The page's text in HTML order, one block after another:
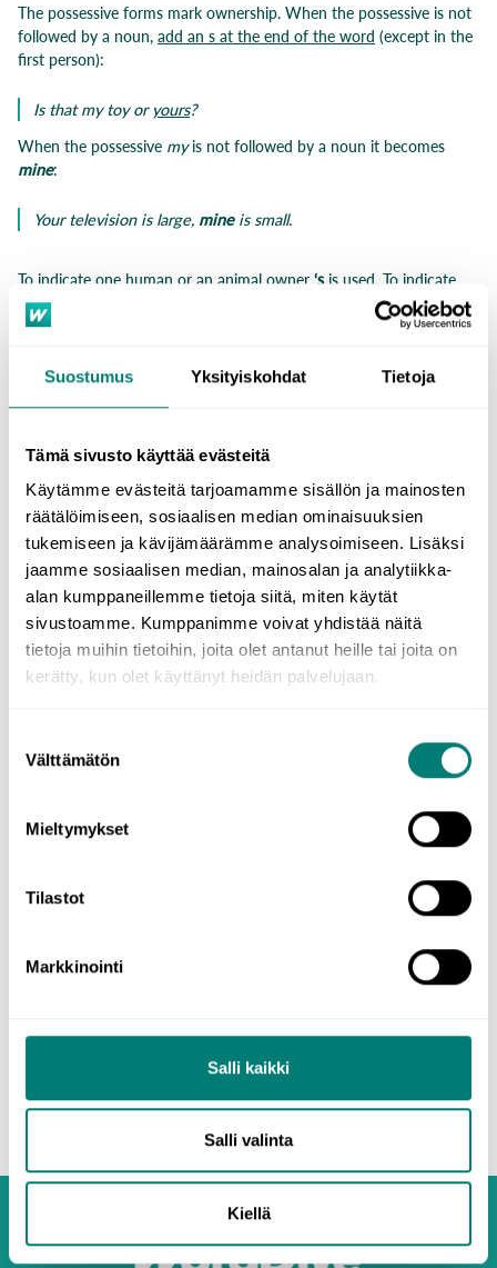
Suostumus Yksityiskohdat Tietoja
Tämä sivusto käyttää evästeitä
Käytämme evästeitä tarjoamamme sisällön ja mainosten
räätälöimiseen, sosiaalisen median ominaisuuksien
tukemiseen ja kävijämäärämme analysoimiseen. Lisäksi
jaamme sosiaalisen median, mainosalan ja analytiikka-
alan kumppaneillemme tietoja siitä, miten käytät
sivustoamme. Kumppanimme voivat yhdistää näitä
tietoja muihin tietoihin, joita olet antanut heille tai joita on
kerätty, kun olet käyttänyt heidän palvelujaan.
valinta
Välttämätön
Mieltymykset
Tilastot
Markkinointi
Salli kaikki
Salli valinta
Kiellä
The possessive forms mark ownership. When the possessive is not
followed by a noun, add an s at the end of the word (except in the
first person):
Is that my toy or yours?
When the possessive myis not followed by a noun it becomes
mine:
Your television is large, mine is small.
To indicate one human or an animal owner ‘sis used. To indicate
multiple owners, the apostrophe
is added after the plural s:
somebody’sjacket
Of-genitiveis used:
when saying that places or things belong together: the
streets of London
often with the definite article the: thesoundofthe fire
alarm
for sets andpairsof things:threepairs ofgoggles
for abstract things:for the sake of safety
A friend ofFarshad
is called the double genitive in which
possession is indicated both by the
and the genitive
theindependent form of possessive pronouns
Beginning 2. Nouns